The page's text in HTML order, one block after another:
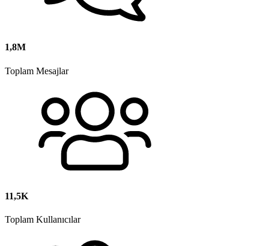
1,8M
Toplam Mesajlar
11,5K
Toplam Kullanıcılar